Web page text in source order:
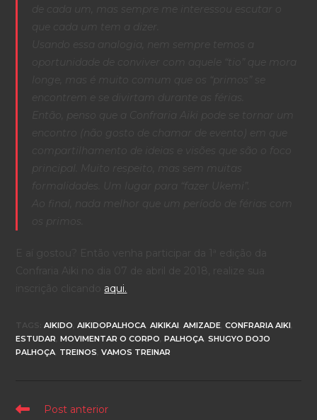
de cada um, mas sempre me interessou escutar o
que cada um tem a dizer.
Usando essa analogia, nem sempre temos a
oportunidade de conviver com aquele “tio” que mora
longe, mas é muito comum que os “primos” se
encontrem e se divirtam durante as férias.
Então, penso que a Confraria Aiki pode se tornar um
encontro (não gosto de chamar de evento) em que
compartilhamento de ideias e visões que são o foco
principal. Muito respeito, mas sem muitas
E aí gostou? Então venha participar da 1ª edição da
Confraria Aiki no dia 07 de abril de 2018, realize sua
inscrição clicando aqui.
TAGS :AIKIDO AIKIDOPALHOCA AIKIKAI AMIZADE CONFRARIA AIKI
ESTUDAR MOVIMENTAR O CORPO PALHOÇA SHUGYO DOJO
PALHOÇA TREINOS VAMOS TREINAR
Leia
Post anterior